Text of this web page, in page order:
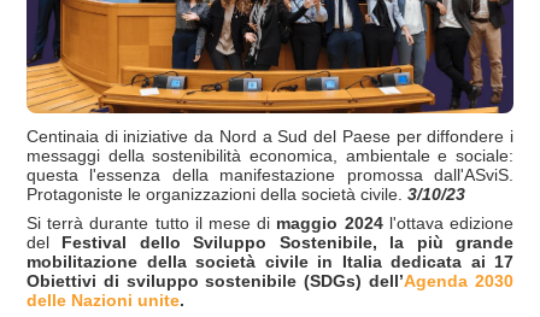
Centinaia di iniziative da Nord a Sud del Paese per diffondere i
messaggi della sostenibilità economica, ambientale e sociale:
questa l'essenza della manifestazione promossa dall'ASviS.
Protagoniste le organizzazioni della società civile. 3/10/23
Si terrà durante tutto il mese di maggio 2024 l'ottava edizione
del Festival dello Sviluppo Sostenibile, la più grande
mobilitazione della società civile in Italia dedicata ai 17
Obiettivi di sviluppo sostenibile (SDGs) dell’Agenda 2030
delle Nazioni unite.